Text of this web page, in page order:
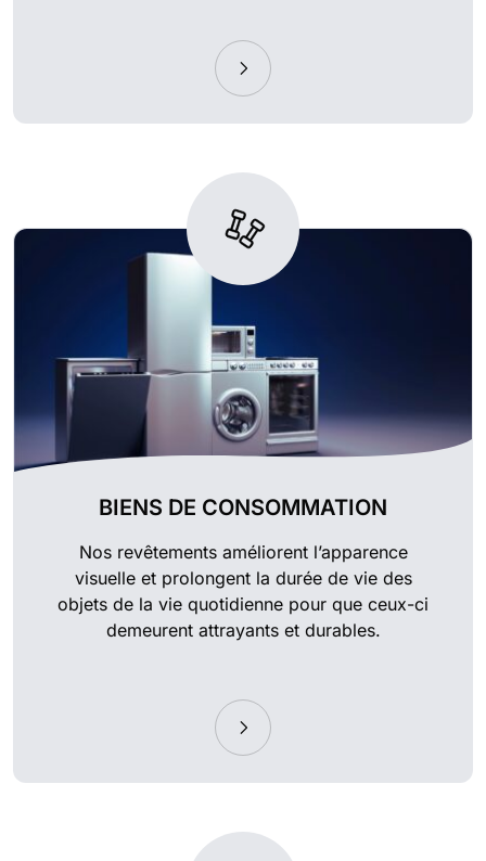
BIENS DE CONSOMMATION
Nos revêtements améliorent l’apparence
visuelle et prolongent la durée de vie des
objets de la vie quotidienne pour que ceux-ci
demeurent attrayants et durables.